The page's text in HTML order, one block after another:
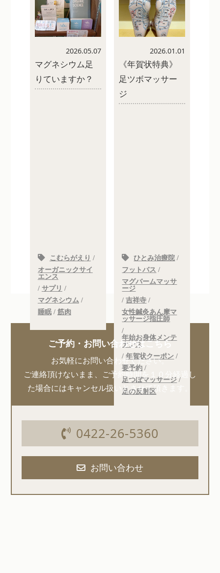
2026.05.07
マグネシウム足
りていますか？
こむらがえり /
オーガニックサイ
エンス
/ サプリ /
マグネシウム /
睡眠/ 筋肉
2026.01.01
《年賀状特典》
足ツボマッサー
ジ
ひとみ治療院 /
フットバス /
マグバームマッサ
ージ
/吉祥寺 /
女性鍼灸あん摩マ
ッサージ指圧師
/
年始お身体メンテ
ナンス
/年賀状クーポン /
要予約 /
足つぼマッサージ /
足の反射区
ご予約・お問い合わせはこちら
お気軽にお問い合わせください。
ご連絡頂けないまま、ご予約時間を１０分経過し
た場合にはキャンセル扱いとさせて頂きます。
0422-26-5360
お問い合わせ